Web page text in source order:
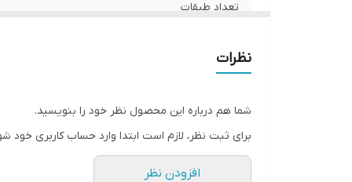
تعداد طبقات
نظرات
شما هم درباره این محصول نظر خود را بنویسید.
برای ثبت نظر، لازم است ابتدا وارد حساب کاربری خود
افزودن نظر